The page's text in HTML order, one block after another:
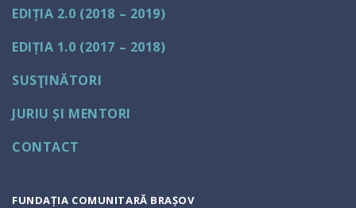
EDIȚIA 2.0 (2018 – 2019)
EDIȚIA 1.0 (2017 – 2018)
SUSŢINĂTORI
JURIU ȘI MENTORI
CONTACT
FUNDAȚIA COMUNITARĂ BRAȘOV